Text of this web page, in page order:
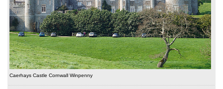
Caerhays Castle Cornwall Winpenny